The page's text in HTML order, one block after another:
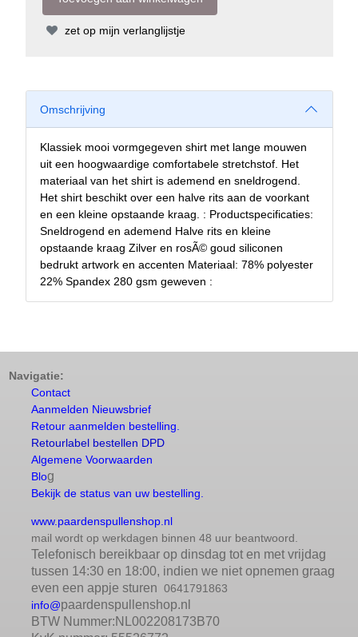
zet op mijn verlanglijstje
Omschrijving
Klassiek mooi vormgegeven shirt met lange mouwen
uit een hoogwaardige comfortabele stretchstof. Het
materiaal van het shirt is ademend en sneldrogend.
Het shirt beschikt over een halve rits aan de voorkant
en een kleine opstaande kraag. : Productspecificaties:
Sneldrogend en ademend Halve rits en kleine
opstaande kraag Zilver en rosÃ© goud siliconen
bedrukt artwork en accenten Materiaal: 78% polyester
22% Spandex 280 gsm geweven :
Navigatie:
Contact
Aanmelden Nieuwsbrief
Retour aanmelden bestelling.
Retourlabel bestellen DPD
Algemene Voorwaarden
Blog
Bekijk de status van uw bestelling.
www.paardenspullenshop.nl
mail wordt op werkdagen binnen 48 uur beantwoord.
Telefonisch bereikbaar op dinsdag tot en met vrijdag
tussen 14:30 en 18:00, indien we niet opnemen graag
even een appje sturen 0641791863
info@paardenspullenshop.nl
BTW Nummer:NL002208173B70